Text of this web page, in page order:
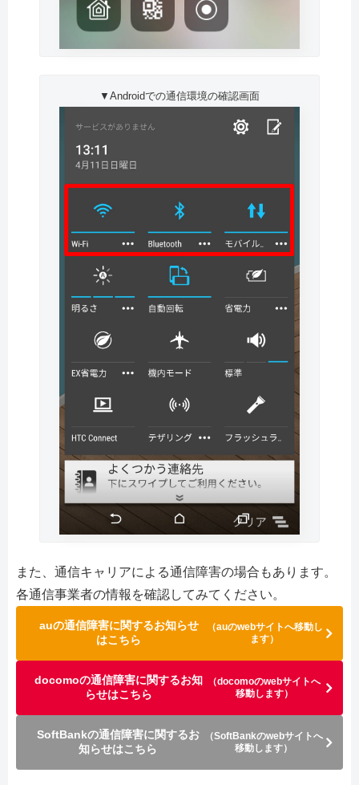
▼Androidでの通信環境の確認画面
また、通信キャリアによる通信障害の場合もあります。
各通信事業者の情報を確認してみてください。
auの通信障害に関するお知らせ
はこちら
（auのwebサイトへ移動し
ます）
docomoの通信障害に関するお知
らせはこちら
（docomoのwebサイトへ
移動します）
SoftBankの通信障害に関するお
知らせはこちら
（SoftBankのwebサイトへ
移動します）